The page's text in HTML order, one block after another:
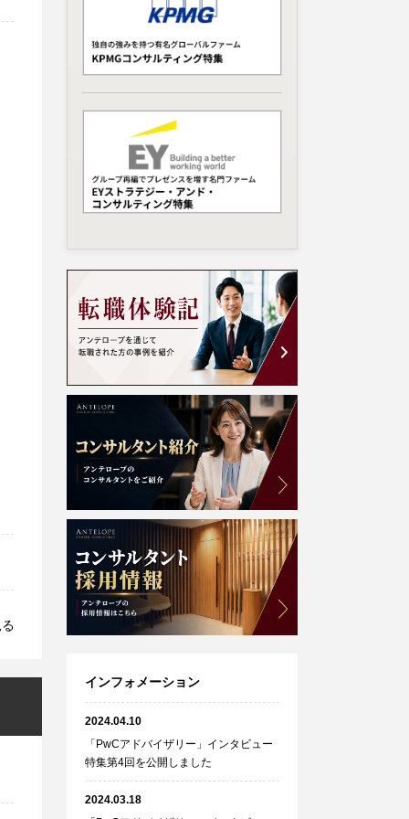
インフォメーション
2024.04.10
「PwCアドバイザリー」インタビュー
特集第4回を公開しました
2024.03.18